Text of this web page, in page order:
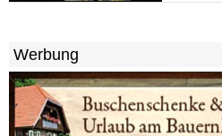
Werbung